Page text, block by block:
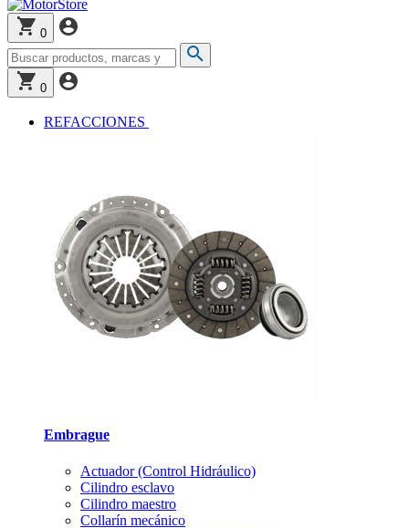
0
0
REFACCIONES
Embrague
Actuador (Control Hidráulico)
Cilindro esclavo
Cilindro maestro
Collarín mecánico